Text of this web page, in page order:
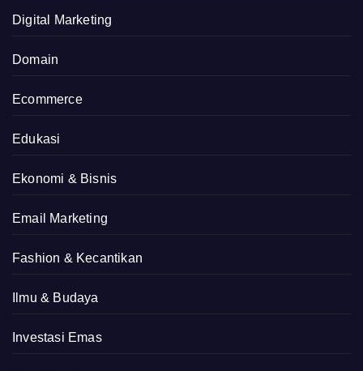
Digital Marketing
Domain
Ecommerce
Edukasi
Ekonomi & Bisnis
Email Marketing
Fashion & Kecantikan
Ilmu & Budaya
Investasi Emas